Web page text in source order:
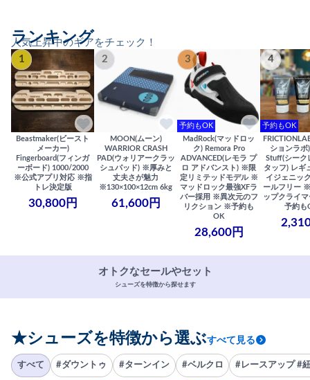
人気上昇中のギアをチェック！
ランキング
1
Beastmaker(ビースト
メーカー)
Fingerboard(フィンガ
ーボード) 1000/2000
※公式アプリ対応 ※指
トレ決定版
30,800円
2
MOON(ムーン)
WARRIOR CRASH
PAD(ウォリアークラッ
シュパッド) ※厚みと
丈夫さが魅力
※130×100×12cm 6kg
61,600円
3
予約もOK
MadRock(マッドロッ
ク) Remora Pro
ADVANCED(レモラ プ
ロ アドバンスト) ※限
定リミテッドモデル ※
マッドロック最強XFラ
バー採用 ※異次元のフ
リクション ※予約も
OK
28,600円
4
予約もOK
ションラボ
Stuff(シーク
タッフ) レギ
イジェニッ
ールフリー
ップクライ
予約も
オトクなセールやセット
シューズを特徴から探せます
★シューズを特徴から選ぶすべて見る
すべて #ダウントゥ #ターンイン #ベルクロ #レースアップ #